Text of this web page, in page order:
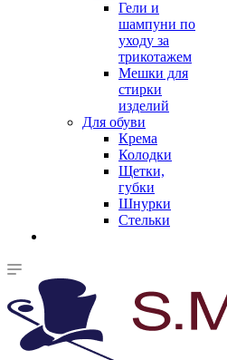
Гели и
шампуни по
уходу за
трикотажем
Мешки для
стирки
изделий
Для обуви
Крема
Колодки
Щетки,
губки
Шнурки
Стельки